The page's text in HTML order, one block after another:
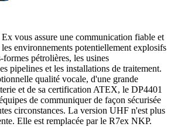
vous assure une communication fiable et
les environnements potentiellement explosifs
formes pétrolières, les usines
pipelines et les installations de traitement.
qualité vocale, d'une grande
et de sa certification ATEX, le DP4401
de communiquer de façon sécurisée
circonstances. La version UHF n'est plus
Elle est remplacée par le R7ex NKP.